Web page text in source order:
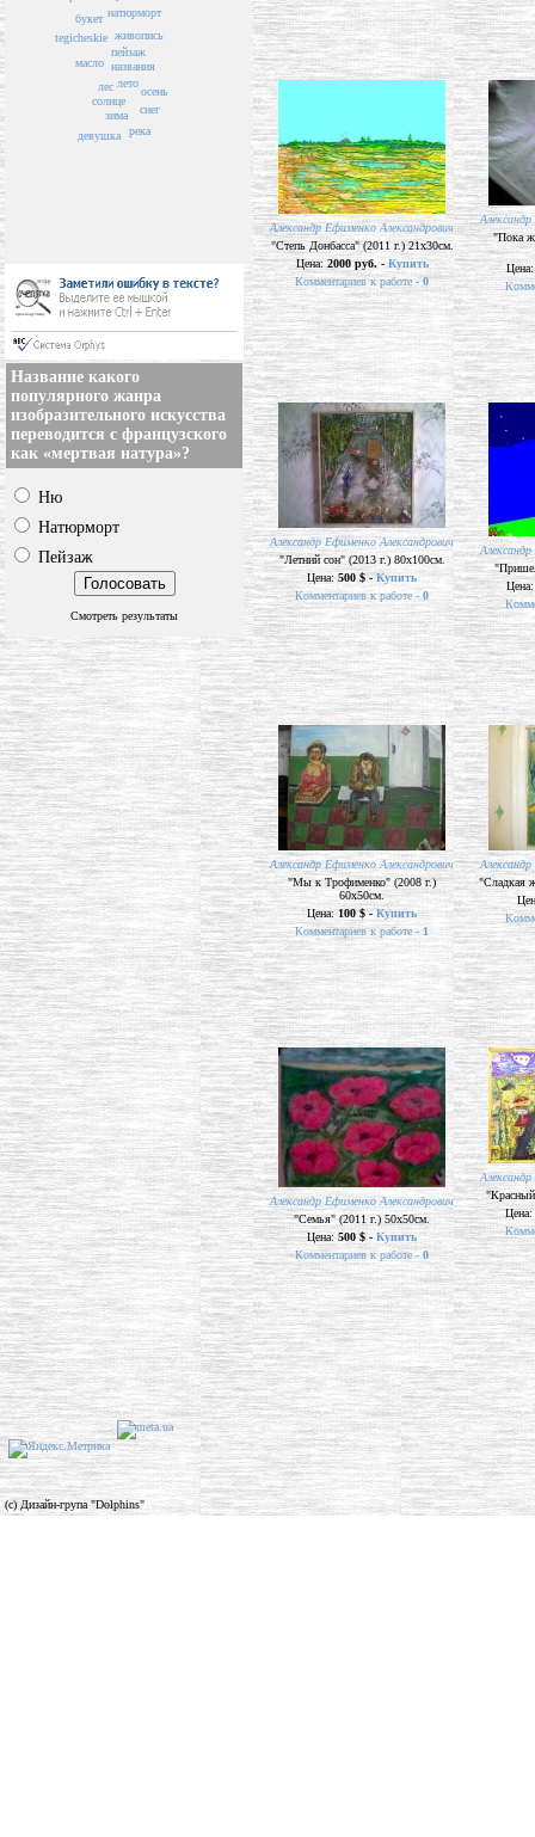
пейзаж
названия
живопись
лето
натюрморт
солнце
лес
зима
осень
букет
масло
река
снег
tegicheskie
девушка
Название какого
популярного жанра
изобразительного искусства
переводится с французского
как «мертвая натура»?
Ню
Натюрморт
Пейзаж
Смотреть результаты
Александр Ефименко Александрович
"Степь Донбасса" (2011 г.) 21х30см.
Цена:2000 руб. -Купить
Комментариев к работе -0
"Пока
Александр Ефименко Александрович
"Летний сон" (2013 г.) 80х100см.
Цена:500 $ -Купить
Комментариев к работе -0
Александр Ефименко Александрович
"Мы к Трофименко" (2008 г.)
60х50см.
Цена:100 $ -Купить
Комментариев к работе -1
"Сладкая
Александр Ефименко Александрович
"Семья" (2011 г.) 50х50см.
Цена: 500 $ - Купить
Комментариев к работе - 0
Цена:
(c) Дизайн-група "Dolphins"